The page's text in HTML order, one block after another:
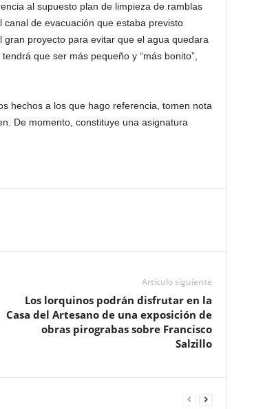
al supuesto plan de limpieza de ramblas
de evacuación que estaba previsto
proyecto para evitar que el agua quedara
que ser más pequeño y “más bonito”,
hechos a los que hago referencia, tomen nota
De momento, constituye una asignatura
Artículo siguiente
Los lorquinos podrán disfrutar en la
Casa del Artesano de una exposición de
obras pirograbas sobre Francisco
Salzillo